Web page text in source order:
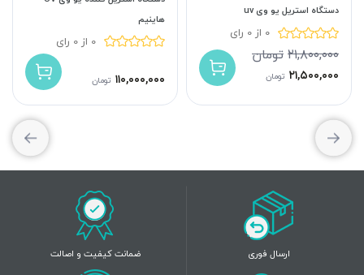
دستگاه استریل یو وی uv
0 از 0 رای
۲۱,۸۰۰,۰۰۰تومان
۲۱,۵۰۰,۰۰۰ تومان
هاینیم
0 از 0 رای
۱۱۰,۰۰۰,۰۰۰ تومان
ارسال فوری ضمانت کیفیت و اصالت